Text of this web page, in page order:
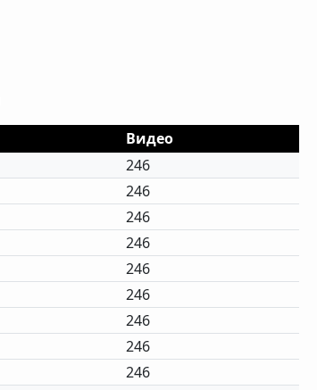
Видео
246
246
246
246
246
246
246
246
246